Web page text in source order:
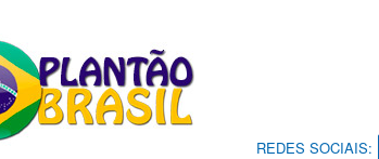
REDES SOCIAIS: